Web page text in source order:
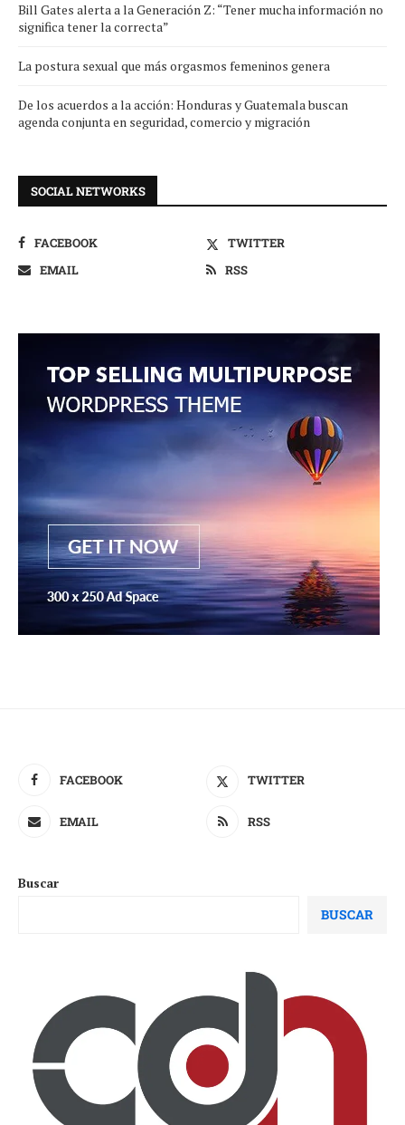
Bill Gates alerta a la Generación Z: “Tener mucha información no
significa tener la correcta”
La postura sexual que más orgasmos femeninos genera
De los acuerdos a la acción: Honduras y Guatemala buscan
agenda conjunta en seguridad, comercio y migración
SOCIAL NETWORKS
FACEBOOK
TWITTER
EMAIL
RSS
FACEBOOK TWITTER
EMAIL RSS
Buscar
BUSCAR